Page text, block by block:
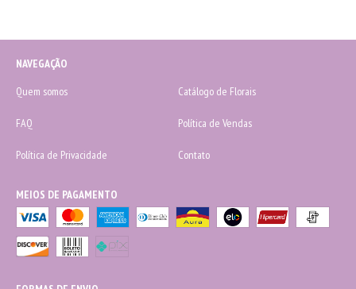
NAVEGAÇÃO
Quem somos
Catálogo de Florais
FAQ Política de Vendas
Política de Privacidade Contato
MEIOS DE PAGAMENTO